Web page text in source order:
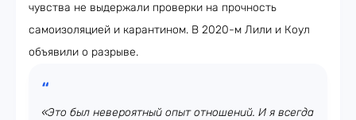
чувства не выдержали проверки на прочность
самоизоляцией и карантином. В 2020-м Лили и Коул
объявили о разрыве.
«Это был невероятный опыт отношений. И я всегда